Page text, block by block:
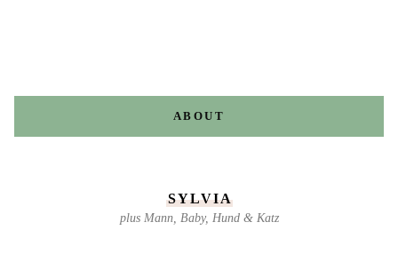
ABOUT
SYLVIA
plus Mann, Baby, Hund & Katz